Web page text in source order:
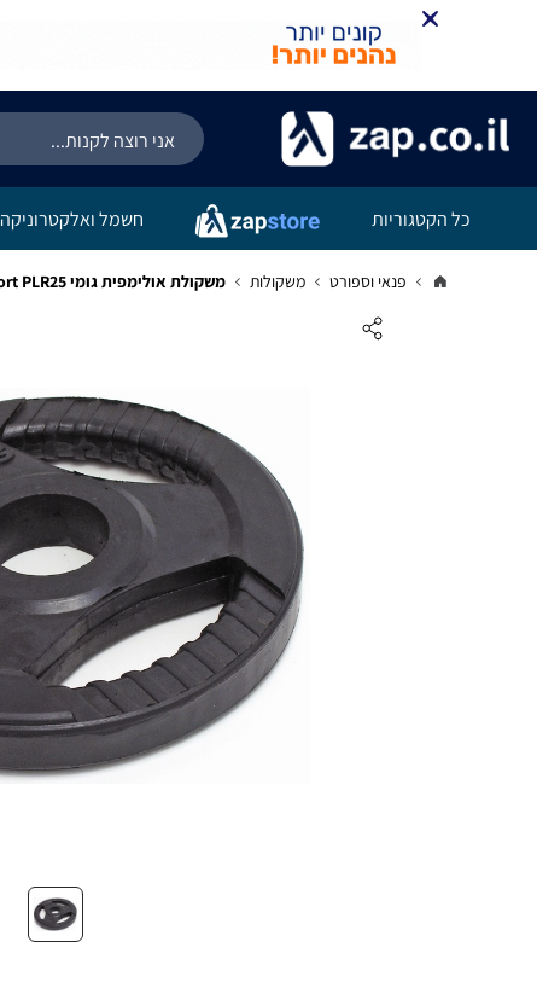
כל הקטגוריות חשמל ואלקטרוניקה
פנאי וספורט משקולות משקולת אולימפית גומי Energym Sport PLR25